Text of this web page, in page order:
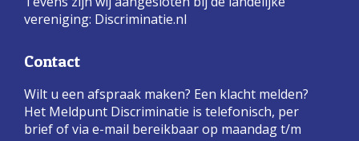
vereniging: Discriminatie.nl
Contact
Wilt u een afspraak maken? Een klacht melden?
Het Meldpunt Discriminatie is telefonisch, per
brief of via e-mail bereikbaar op maandag t/m